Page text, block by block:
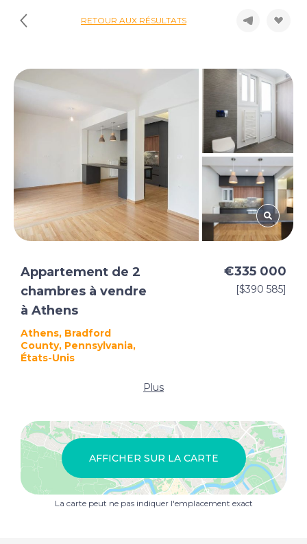
RETOUR AUX RÉSULTATS
Appartement de 2
chambres à vendre
à Athens
Athens, Bradford
County, Pennsylvania,
États-Unis
€335 000
[$390 585]
Plus
AFFICHER SUR LA CARTE
La carte peut ne pas indiquer l'emplacement exact